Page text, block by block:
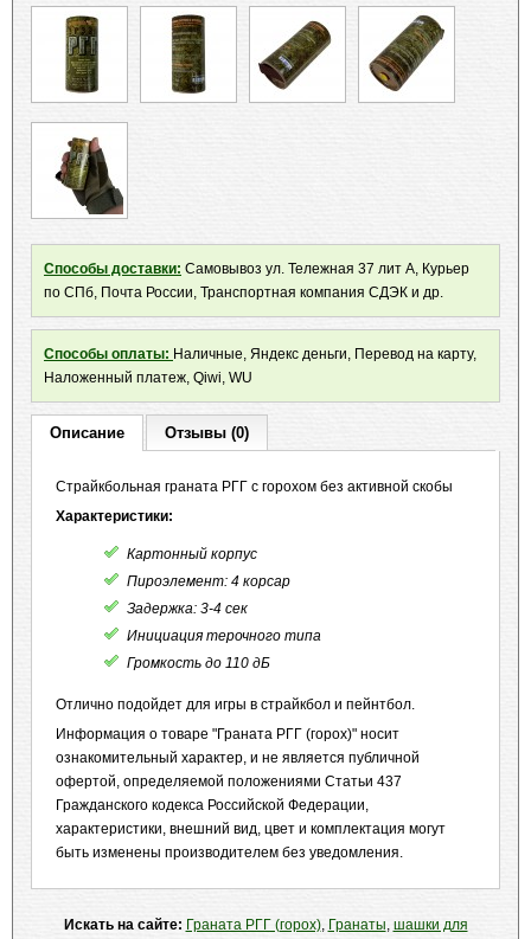
Способы доставки: Самовывоз ул. Тележная 37 лит А, Курьер
по СПб, Почта России, Транспортная компания СДЭК и др.
Способы оплаты: Наличные, Яндекс деньги, Перевод на карту,
Наложенный платеж, Qiwi, WU
Описание Отзывы (0)
Страйкбольная граната РГГ с горохом без активной скобы
Характеристики:
Картонный корпус
Пироэлемент: 4 корсар
Задержка: 3-4 сек
Инициация терочного типа
Громкость до 110 дБ
Отлично подойдет для игры в страйкбол и пейнтбол.
Информация о товаре "Граната РГГ (горох)" носит
ознакомительный характер, и не является публичной
офертой, определяемой положениями Статьи 437
Гражданского кодекса Российской Федерации,
характеристики, внешний вид, цвет и комплектация могут
быть изменены производителем без уведомления.
Искать на сайте: Граната РГГ (горох), Гранаты, шашки для